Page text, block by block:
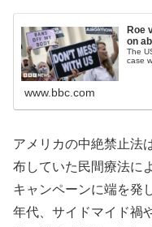
Roe
on
The
case
www.bbc.com
アメリカの中絶禁止法
布していた民間療法に
キャンペーンに端を発
年代、サイドマイド禍